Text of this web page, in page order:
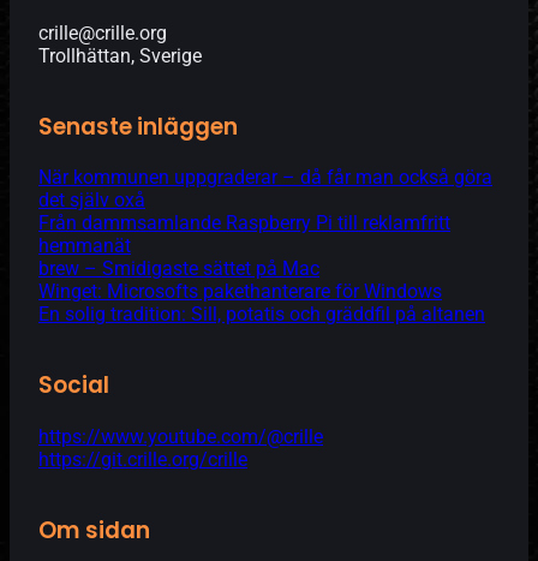
crille@crille.org
Trollhättan, Sverige
Senaste inläggen
När kommunen uppgraderar – då får man också göra
det själv oxå
Från dammsamlande Raspberry Pi till reklamfritt
hemmanät
brew – Smidigaste sättet på Mac
Winget: Microsofts pakethanterare för Windows
En solig tradition: Sill, potatis och gräddfil på altanen
Social
https://www.youtube.com/@crille
https://git.crille.org/crille
Om sidan